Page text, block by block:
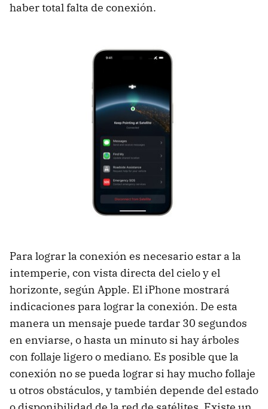
haber total falta de conexión.
Para lograr la conexión es necesario estar a la
intemperie, con vista directa del cielo y el
horizonte, según Apple. El iPhone mostrará
indicaciones para lograr la conexión. De esta
manera un mensaje puede tardar 30 segundos
en enviarse, o hasta un minuto si hay árboles
con follaje ligero o mediano. Es posible que la
conexión no se pueda lograr si hay mucho follaje
u otros obstáculos, y también depende del estado